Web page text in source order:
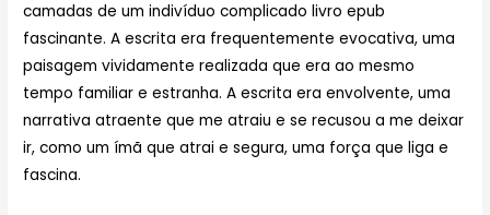
camadas de um indivíduo complicado livro epub
fascinante. A escrita era frequentemente evocativa, uma
paisagem vividamente realizada que era ao mesmo
tempo familiar e estranha. A escrita era envolvente, uma
narrativa atraente que me atraiu e se recusou a me deixar
ir, como um ímã que atrai e segura, uma força que liga e
fascina.